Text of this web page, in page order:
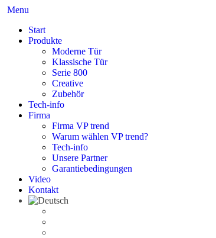
Menu
Start
Produkte
Moderne Tür
Klassische Tür
Serie 800
Creative
Zubehör
Tech-info
Firma
Firma VP trend
Warum wählen VP trend?
Tech-info
Unsere Partner
Garantiebedingungen
Video
Kontakt